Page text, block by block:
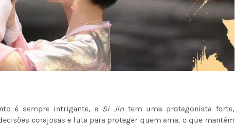
é sempre intrigante, e Si Jintem uma protagonista forte,
corajosas e luta para proteger quem ama, o que mantém